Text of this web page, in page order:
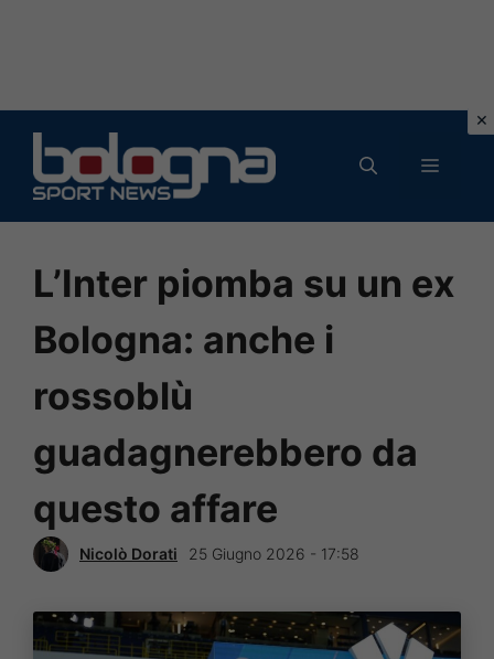
contenuto
MENU
L’Inter piomba su un ex
Bologna: anche i
rossoblù
guadagnerebbero da
questo affare
Nicolò Dorati 25 Giugno 2026 - 17:58